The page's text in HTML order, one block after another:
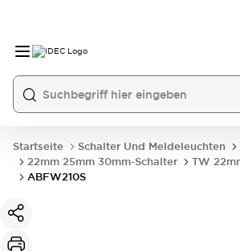
Startseite Schalter Und Meldeleuchten
22mm 25mm 30mm-Schalter
TW
ABFW210S